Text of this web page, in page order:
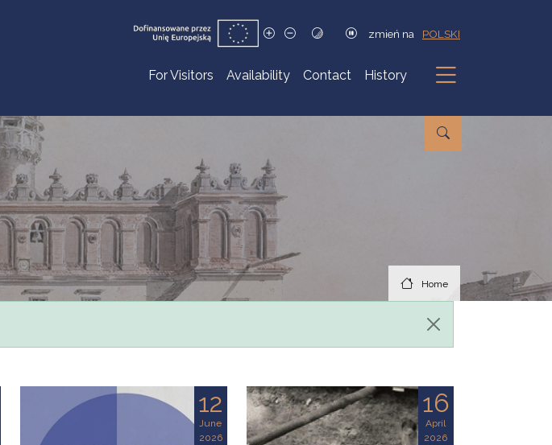
zmień na POLSKI
For Visitors Availability Contact History
Submenu
Home
12
June
2026
16
April
2026